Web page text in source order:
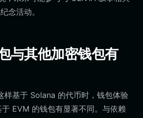
念活动。
与其他加密钱包有
样基于 Solana 的代币时，钱包体验
EVM 的钱包有显著不同。与依赖